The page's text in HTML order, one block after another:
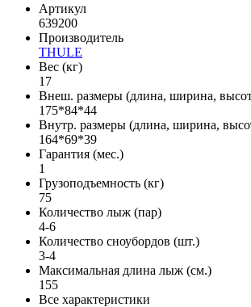
Артикул
639200
Производитель
THULE
Вес (кг)
17
Внеш. размеры (длина, ширина,
175*84*44
Внутр. размеры (длина, ширина,
164*69*39
Гарантия (мес.)
1
Грузоподъемность (кг)
75
Количество лыж (пар)
4-6
Количество сноубордов (шт.)
3-4
Максимальная длина лыж (см.)
155
Все характеристики